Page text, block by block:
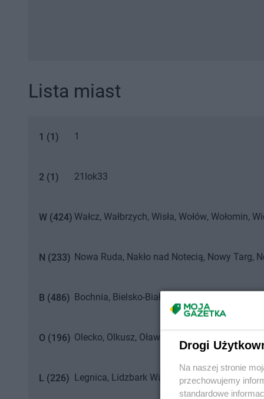
Lista miast
1 (1) 1
2 (1) 21lok33
W (424) Wałcz Wałbrzych Wisła Wołów Wołomin
N (233) Nowa Ruda Nakło nad Notecią Nowy Targ
B (486) Bochnia Bielsko-Biała
Biłgoraj Bydgoszcz
O (196) Olecko Olkusz Oława
Ostrzeszów Ostrów
L (226) Legnica Lidzbark Warmiński Lubliniec
Drogi
Na naszej stronie
przechowujemy
standardowe